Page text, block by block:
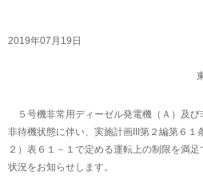
2019年07月19日
５号機非常用ディーゼル発電機（Ａ）及
非待機状態に伴い、実施計画III第２編第６１
２）表６１－１で定める運転上の制限を満
状況をお知らせします。